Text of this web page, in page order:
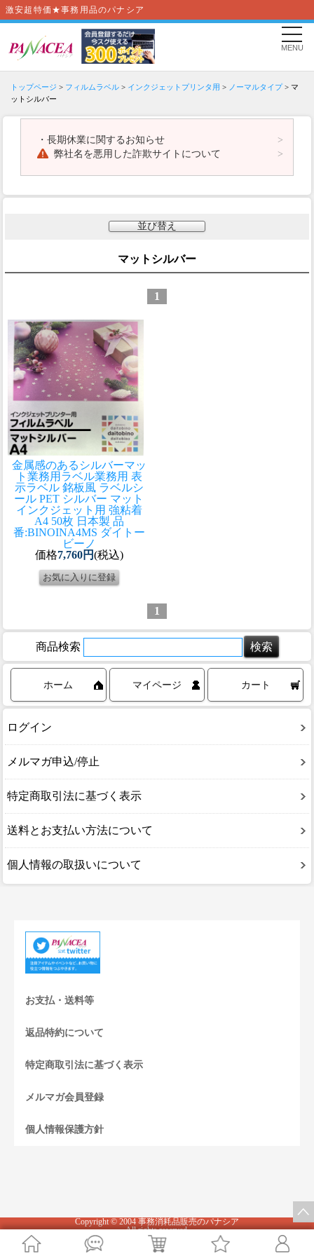
激安超特価★事務用品のパナシア
MENU
トップページ > フィルムラベル > インクジェットプリンタ用 > ノーマルタイプ> マ
ットシルバー
・ 長期休業に関するお知らせ
弊社名を悪用した詐欺サイトについて
並び替え
マットシルバー
1
金属感のあるシルバーマッ
ト業務用ラベル業務用 表
示ラベル 銘板風 ラベルシ
ール PET シルバー マット
インクジェット用 強粘着
A4 50枚 日本製 品
番:BINOINA4MS ダイトー
ビーノ
価格7,760円(税込)
1
商品検索
ホーム マイページ カート
ログイン
メルマガ申込/停止
特定商取引法に基づく表示
送料とお支払い方法について
個人情報の取扱いについて
お支払・送料等
返品特約について
特定商取引法に基づく表示
メルマガ会員登録
個人情報保護方針
Copyright © 2004 事務消耗品販売のパナシア
All rights reserved.